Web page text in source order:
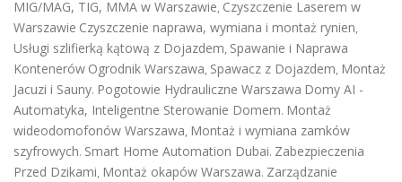
MIG/MAG, TIG, MMA w Warszawie, Czyszczenie Laserem w
Warszawie Czyszczenie naprawa, wymiana i montaż rynien,
Usługi szlifierką kątową z Dojazdem, Spawanie i Naprawa
Kontenerów Ogrodnik Warszawa, Spawacz z Dojazdem, Montaż
Jacuzi i Sauny. Pogotowie Hydrauliczne Warszawa Domy AI -
Automatyka, Inteligentne Sterowanie Domem. Montaż
wideodomofonów Warszawa, Montaż i wymiana zamków
szyfrowych. Smart Home Automation Dubai. Zabezpieczenia
Przed Dzikami, Montaż okapów Warszawa. Zarządzanie